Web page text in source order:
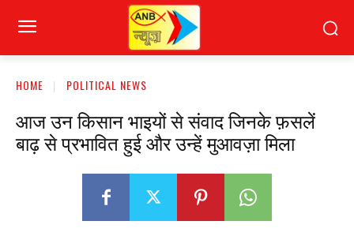
HOME POLITICAL NEWS
आज उन किसान भाइयों से संवाद जिनके फ़सलें
बाढ़ से प्रभावित हुई और उन्हें मुआवज़ा मिला